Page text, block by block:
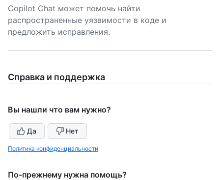
Copilot Chat может помочь найти
распространенные уязвимости в коде и
предложить исправления.
Справка и поддержка
Вы нашли что вам нужно?
Да Нет
Политика конфиденциальности
По-прежнему нужна помощь?